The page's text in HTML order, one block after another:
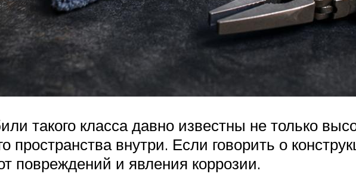
такого класса давно известны не только
пространства внутри. Если говорить о
повреждений и явления коррозии.